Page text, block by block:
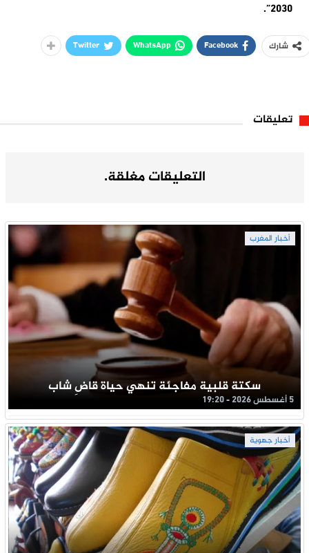
2030”.
شارك Facebook
WhatsApp
Twitter
تعليقات
التعليقات مغلقة.
أخبار المغرب
سكتة قلبية مفاجئة تنهي حياة قاضِ شاب
5 أغسطس 2026 - 19:20
أخبار جهوية